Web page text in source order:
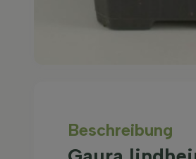
Beschreibung